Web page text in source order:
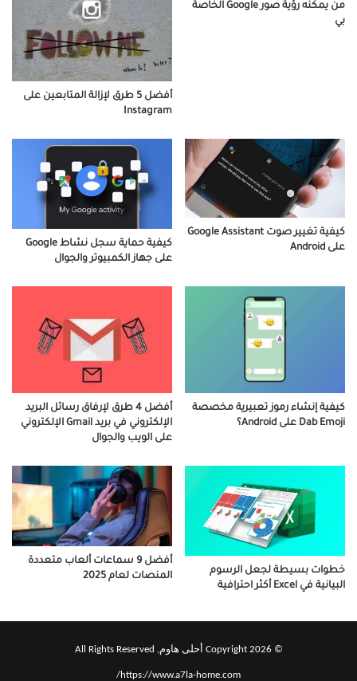
من يمكنه رؤية صور Google الخاصة
بي
أفضل 5 طرق لإزالة المتابعين على
Instagram
كيفية تغيير صوت Google Assistant
على Android
كيفية حماية سجل نشاط Google
على جهاز الكمبيوتر والجوال
كيفية إنشاء رموز تعبيرية مخصصة
Dab Emoji على Android؟
أفضل 4 طرق لإرفاق رسائل البريد
الإلكتروني في بريد Gmail الإلكتروني
على الويب والجوال
خطوات بسيطة لجعل الرسوم
البيانية في Excel أكثر احترافية
أفضل 9 سماعات ألعاب متعددة
المنصات لعام 2025
© Copyright 2026 أحلى هاوم, All Rights Reserved
https://www.a7la-home.com/